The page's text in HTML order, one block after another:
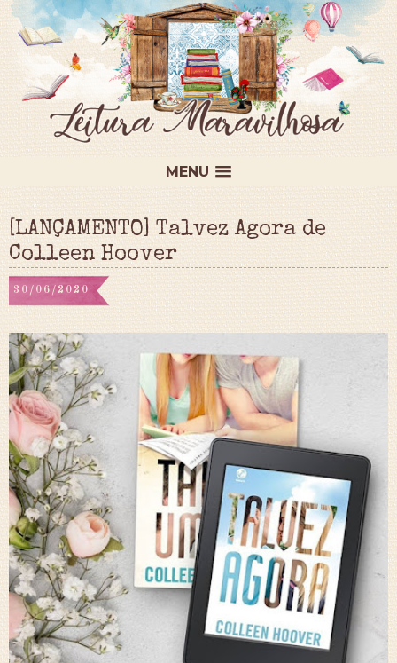
MENU
[LANÇAMENTO] Talvez Agora de
Colleen Hoover
30/06/2020